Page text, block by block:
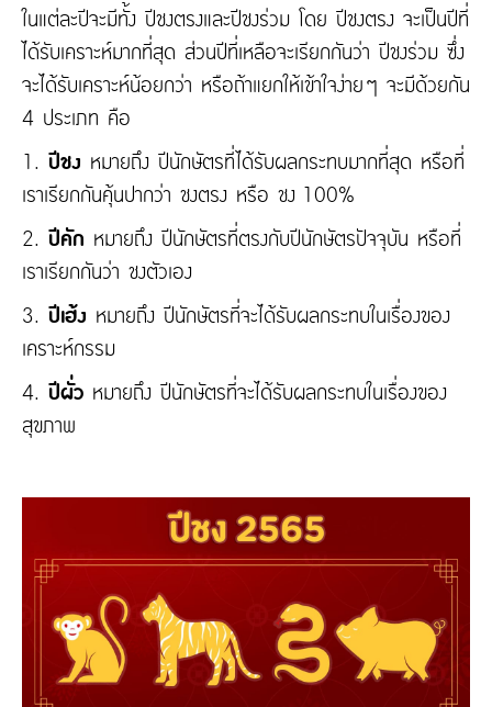
ในแต่ละปีจะมีทั้ง ปีชงตรงและปีชงร่วม โดย ปีชงตรง จะเป็นปีที่
ได้รับเคราะห์มากที่สุด ส่วนปีที่เหลือจะเรียกกันว่า ปีชงร่วม ซึ่ง
จะได้รับเคราะห์น้อยกว่า หรือถ้าแยกให้เข้าใจง่ายๆ จะมีด้วยกัน
4 ประเภท คือ
1. ปีชง หมายถึง ปีนักษัตรที่ได้รับผลกระทบมากที่สุด หรือที่
เราเรียกกันคุ้นปากว่า ชงตรง หรือ ชง 100%
2. ปีคัก หมายถึง ปีนักษัตรที่ตรงกับปีนักษัตรปัจจุบัน หรือที่
เราเรียกกันว่า ชงตัวเอง
3. ปีเฮ้ง หมายถึง ปีนักษัตรที่จะได้รับผลกระทบในเรื่องของ
เคราะห์กรรม
4. ปีผั่ว หมายถึง ปีนักษัตรที่จะได้รับผลกระทบในเรื่องของ
สุขภาพ